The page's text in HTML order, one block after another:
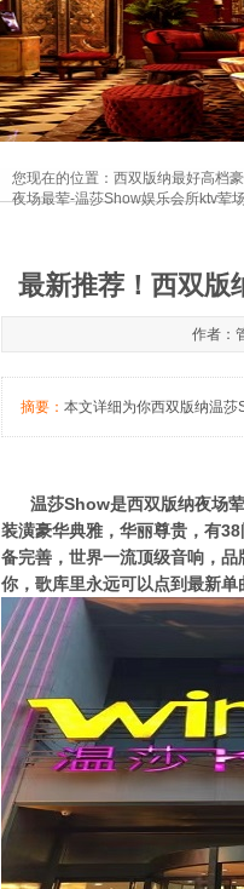
您现在的位置： 西双版纳最好高档
夜场最荤-温莎Show娱乐会所ktv荤
最新推荐！西双版
作者：
摘要： 本文详细为你西双版纳温
温莎Show是西双版纳夜场荤
装潢豪华典雅，华丽尊贵，有
备完善，世界一流顶级音响，
你，歌库里永远可以点到最新